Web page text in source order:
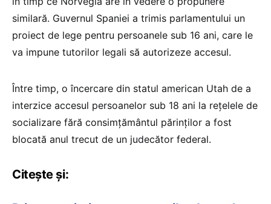
similară. Guvernul Spaniei a trimis parlamentului un
proiect de lege pentru persoanele sub 16 ani, care le
va impune tutorilor legali să autorizeze accesul.
Între timp, o încercare din statul american Utah de a
interzice accesul persoanelor sub 18 ani la rețelele de
socializare fără consimțământul părinților a fost
blocată anul trecut de un judecător federal.
Citește și: